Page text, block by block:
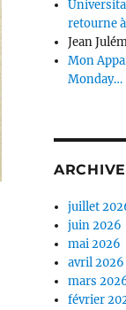
retourne
Jean
Mon
Monday…
juillet
juin 2026
mai 2026
avril 2026
mars
février